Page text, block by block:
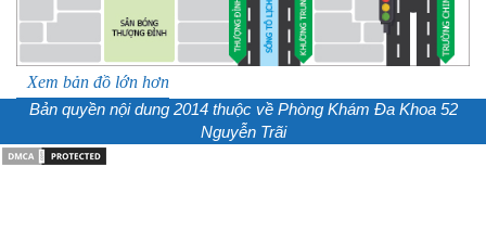
Xem bản đồ lớn hơn
Bản quyền nội dung 2014 thuộc về Phòng Khám Đa Khoa 52
Nguyễn Trãi